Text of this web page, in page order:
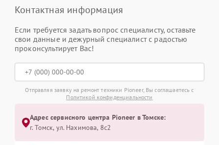
Контактная информация
Если требуется задать вопрос специалисту, оставьте
свои данные и дежурный специалист с радостью
проконсультирует Вас!
Отправляя заявку на ремонт техники Pioneer, Вы соглашаетесь с
Политикой конфиденциальности
Адрес сервисного центра Pioneer в Томске:
г. Томск, ул. Нахимова, 8с2